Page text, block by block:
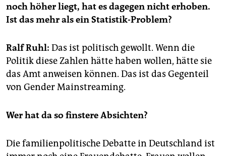
epaper login
noch höher liegt, hat es dagegen nicht erhoben.
Ist das mehr als ein Statistik-Problem?
Ralf Ruhl: Das ist politisch gewollt. Wenn die
Politik diese Zahlen hätte haben wollen, hätte sie
das Amt anweisen können. Das ist das Gegenteil
von Gender Mainstreaming.
Wer hat da so finstere Absichten?
Die familienpolitische Debatte in Deutschland ist